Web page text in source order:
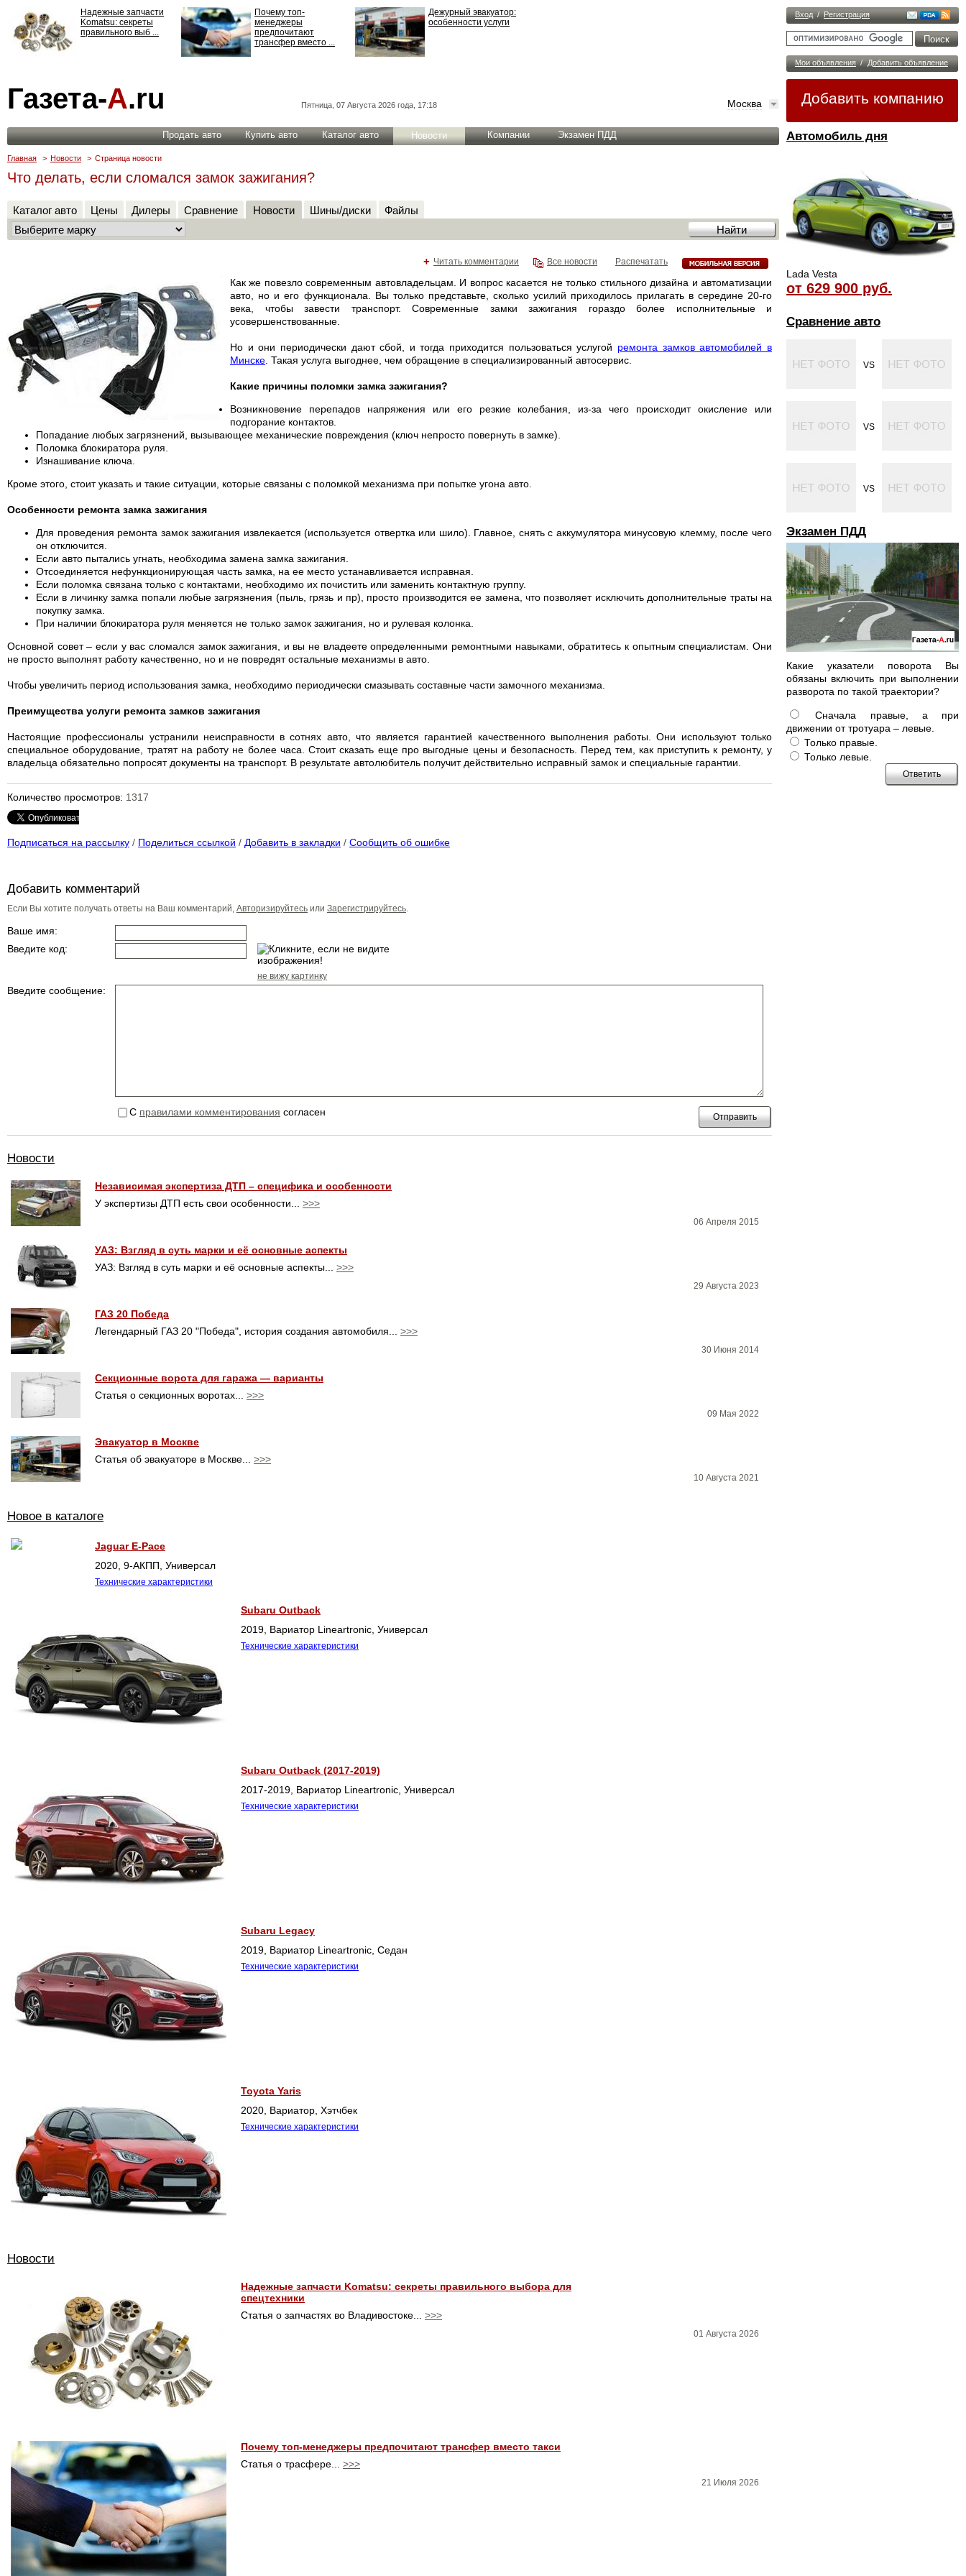
Вход / Регистрация
Мои объявления / Добавить объявление
Добавить компанию
Автомобиль дня
Lada Vesta
от 629 900 руб.
Сравнение авто
VS
VS
VS
Экзамен ПДД
Какие указатели поворота Вы
обязаны включить при выполнении
разворота по такой траектории?
Сначала правые, а при
движении от тротуара – левые.
Только правые.
Только левые.
Надежные запчасти
Komatsu: секреты
правильного выб ...
Почему топ-
менеджеры
предпочитают
трансфер вместо ...
Дежурный эвакуатор:
особенности услуги
ответственности: все,
что нужно знать ...
Газета-А.ru Пятница, 07 Августа 2026 года, 17:18 Москва
Продать авто Купить авто Каталог авто Новости Компании Экзамен ПДД
Главная > Новости > Страница новости
Что делать, если сломался замок зажигания?
Каталог авто Цены Дилеры Сравнение Новости Шины/диски Файлы
Распечатать
Все новости
+ Читать комментарии
Как же повезло современным автовладельцам. И вопрос касается не только стильного дизайна и автоматизации
авто, но и его функционала. Вы только представьте, сколько усилий приходилось прилагать в середине 20-го
века, чтобы завести транспорт. Современные замки зажигания гораздо более исполнительные и
усовершенствованные.
Но и они периодически дают сбой, и тогда приходится пользоваться услугой ремонта замков автомобилей в
Минске . Такая услуга выгоднее, чем обращение в специализированный автосервис.
Какие причины поломки замка зажигания?
Возникновение перепадов напряжения или его резкие колебания, из-за чего происходит окисление или
подгорание контактов.
Попадание любых загрязнений, вызывающее механические повреждения (ключ непросто повернуть в замке).
Поломка блокиратора руля.
Изнашивание ключа.
Кроме этого, стоит указать и такие ситуации, которые связаны с поломкой механизма при попытке угона авто.
Особенности ремонта замка зажигания
Для проведения ремонта замок зажигания извлекается (используется отвертка или шило). Главное, снять с аккумулятора минусовую клемму, после чего
он отключится.
Если авто пытались угнать, необходима замена замка зажигания.
Отсоединяется нефункционирующая часть замка, на ее место устанавливается исправная.
Если поломка связана только с контактами, необходимо их почистить или заменить контактную группу.
Если в личинку замка попали любые загрязнения (пыль, грязь и пр), просто производится ее замена, что позволяет исключить дополнительные траты на
покупку замка.
При наличии блокиратора руля меняется не только замок зажигания, но и рулевая колонка.
Основной совет – если у вас сломался замок зажигания, и вы не владеете определенными ремонтными навыками, обратитесь к опытным специалистам. Они
не просто выполнят работу качественно, но и не повредят остальные механизмы в авто.
Чтобы увеличить период использования замка, необходимо периодически смазывать составные части замочного механизма.
Преимущества услуги ремонта замков зажигания
Настоящие профессионалы устранили неисправности в сотнях авто, что является гарантией качественного выполнения работы. Они используют только
специальное оборудование, тратят на работу не более часа. Стоит сказать еще про выгодные цены и безопасность. Перед тем, как приступить к ремонту, у
владельца обязательно попросят документы на транспорт. В результате автолюбитель получит действительно исправный замок и специальные гарантии.
Количество просмотров: 1317
Подписаться на рассылку / Поделиться ссылкой / Добавить в закладки / Сообщить об ошибке
Добавить комментарий
Если Вы хотите получать ответы на Ваш комментарий, Авторизируйтесь или Зарегистрируйтесь
Ваше имя:
Введите код:
не вижу картинку
Введите сообщение:
Отправить
С правилами комментирования согласен
Новости
Независимая экспертиза ДТП – специфика и особенности
У экспертизы ДТП есть свои особенности... >>>
06 Апреля 2015
УАЗ: Взгляд в суть марки и её основные аспекты
УАЗ: Взгляд в суть марки и её основные аспекты... >>>
29 Августа 2023
ГАЗ 20 Победа
Легендарный ГАЗ 20 "Победа", история создания автомобиля... >>>
30 Июня 2014
Секционные ворота для гаража — варианты
Статья о секционных воротах... >>>
09 Мая 2022
Эвакуатор в Москве
Статья об эвакуаторе в Москве... >>>
10 Августа 2021
Новое в каталоге
Jaguar E-Pace
2020, 9-АКПП, Универсал
Технические характеристики
Subaru Outback
2019, Вариатор Lineartronic, Универсал
Технические характеристики
Subaru Outback (2017-2019)
2017-2019, Вариатор Lineartronic, Универсал
Технические характеристики
Subaru Legacy
2019, Вариатор Lineartronic, Седан
Технические характеристики
Toyota Yaris
2020, Вариатор, Хэтчбек
Технические характеристики
Новости
Надежные запчасти Komatsu: секреты правильного выбора для
спецтехники
Статья о запчастях во Владивостоке... >>>
01 Августа 2026
Почему топ-менеджеры предпочитают трансфер вместо такси
Статья о трасфере... >>>
21 Июля 2026